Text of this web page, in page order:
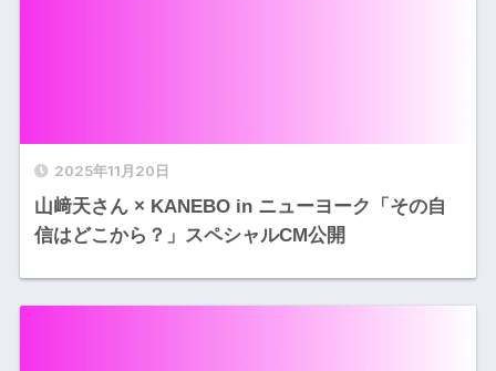
2025年11月20日
山﨑天さん × KANEBO in ニューヨーク「その自
信はどこから？」スペシャルCM公開